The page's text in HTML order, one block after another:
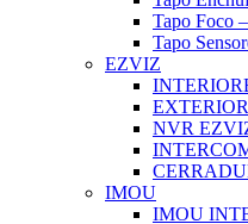
Tapo Foco
Tapo
EZVIZ
NVR
IMOU
IMOU